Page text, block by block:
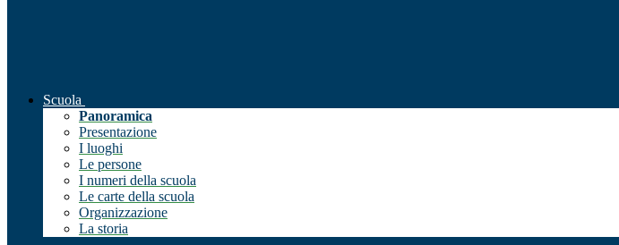
Scuola
Panoramica
Presentazione
I luoghi
Le persone
I numeri della scuola
Le carte della scuola
Organizzazione
La storia